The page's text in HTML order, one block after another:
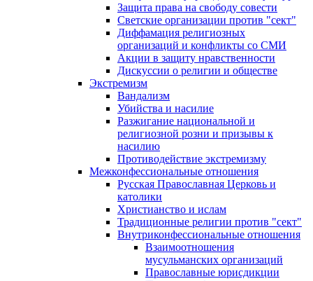
Защита права на свободу совести
Светские организации против "сект"
Диффамация религиозных
организаций и конфликты со СМИ
Акции в защиту нравственности
Дискуссии о религии и обществе
Экстремизм
Вандализм
Убийства и насилие
Разжигание национальной и
религиозной розни и призывы к
насилию
Противодействие экстремизму
Межконфессиональные отношения
Русская Православная Церковь и
католики
Христианство и ислам
Традиционные религии против "сект"
Внутриконфессиональные отношения
Взаимоотношения
мусульманских организаций
Православные юрисдикции